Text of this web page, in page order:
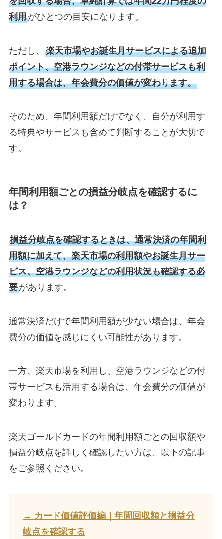
利用がひとつの目安になります。
ただし、 楽天市場やお誕生月サービスによる追加
ポイント、空港ラウンジなどの付帯サービスも利
用する場合は、年会費分の価値が変わります。
そのため、年間利用額だけでなく、自分が利用す
る特典やサービスも含めて判断することが大切で
す。
年間利用額ごとの損益分岐点を確認するに
は？
損益分岐点を確認するときは、通常決済の年間利
用額に加えて、楽天市場の利用額やお誕生月サー
ビス、空港ラウンジなどの利用状況も確認する必
要があります。
通常決済だけで年間利用額が少ない場合は、年会
費分の価値を感じにくい可能性があります。
一方、楽天市場を利用し、空港ラウンジなどの付
帯サービスも活用する場合は、年会費分の価値が
変わります。
楽天ゴールドカードの年間利用額ごとの回収額や
損益分岐点を詳しく確認したい方は、以下の記事
をご参照ください。
→ カード価値評価編｜年間回収額と損益分
岐点を確認する